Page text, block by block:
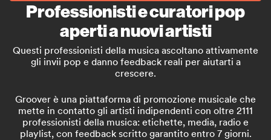
Professionisti e curatori pop
aperti a nuovi artisti
Questi professionisti della musica ascoltano attivamente
gli invii pop e danno feedback reali per aiutarti a
crescere.
Groover è una piattaforma di promozione musicale che
mette in contatto gli artisti indipendenti con oltre 2111
professionisti della musica: etichette, media, radio e
playlist, con feedback scritto garantito entro 7 giorni.